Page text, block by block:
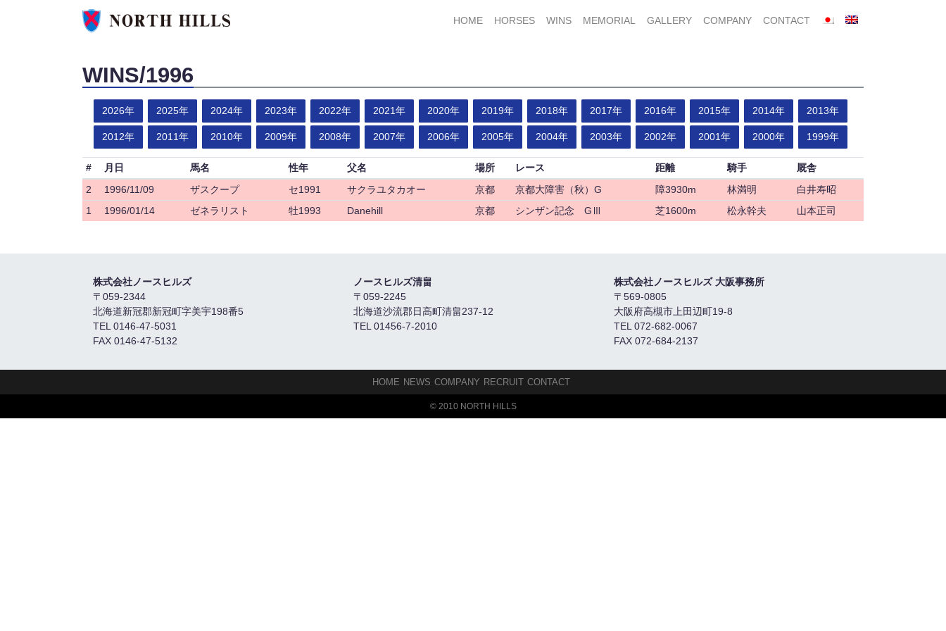
HOME
HORSES WINS MEMORIAL GALLERY COMPANY CONTACT
WINS/1996
2026年 2025年 2024年 2023年 2022年 2021年 2020年 2019年 2018年 2017年 2016年 2015年 2014年 2013年
2012年 2011年 2010年 2009年 2008年 2007年 2006年 2005年 2004年 2003年 2002年 2001年 2000年 1999年
# 月日 馬名 性年 父名 場所 レース 距離 騎手
厩舎
2
1996/11/09 ザスクープ セ1991 サクラユタカオー 京都 京都大障害（秋）G 障3930m 林満明
白井寿昭
1
1996/01/14 ゼネラリスト 牡1993 Danehill 京都 シンザン記念 GⅢ 芝1600m 松永幹夫 山本正司
株式会社ノースヒルズ
〒059-2344
北海道新冠郡新冠町字美宇198番5
TEL 0146-47-5031
FAX 0146-47-5132
ノースヒルズ清畠
〒059-2245
北海道沙流郡日高町清畠237-12
TEL 01456-7-2010
株式会社ノースヒルズ 大阪事務所
〒569-0805
大阪府高槻市上田辺町19-8
TEL 072-682-0067
FAX 072-684-2137
HOME NEWS COMPANY RECRUIT CONTACT
© 2010 NORTH HILLS